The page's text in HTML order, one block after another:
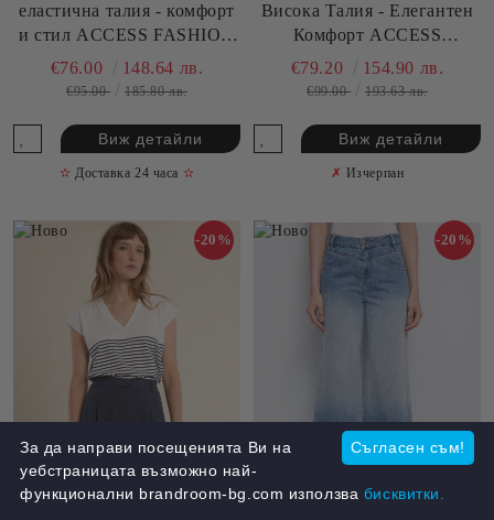
еластична талия - комфорт
и стил ACCESS FASHION
(SKU) 5084
€76.00 148.64 лв.
€95.00 185.80 лв.
Виж детайли
✫ Доставка 24 часа ✫
Висока Талия - Елегантен
Комфорт ACCESS
FASHION (SKU) 5128
€79.20 154.90 лв.
€99.00 193.63 лв.
Виж детайли
✗ Изчерпан
-20% -20%
Съгласен съм!
За да направи посещенията Ви на
уебстраницата възможно най-
функционални brandroom-bg.com използва бисквитки.